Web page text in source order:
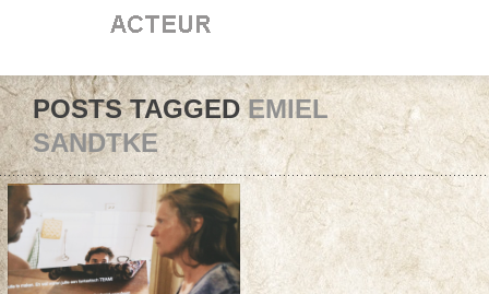
POSTS TAGGEDEMIEL
SANDTKE